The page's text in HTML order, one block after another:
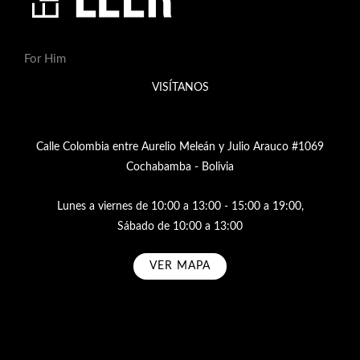
For Him
VISÍTANOS
Calle Colombia entre Aurelio Meleán y Julio Arauco #1069
Cochabamba - Bolivia
Lunes a viernes de 10:00 a 13:00 - 15:00 a 19:00,
Sábado de 10:00 a 13:00
VER MAPA